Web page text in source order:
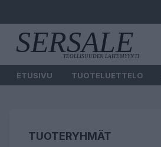
ETUSIVU TUOTELUETTELO
TUOTERYHMÄT